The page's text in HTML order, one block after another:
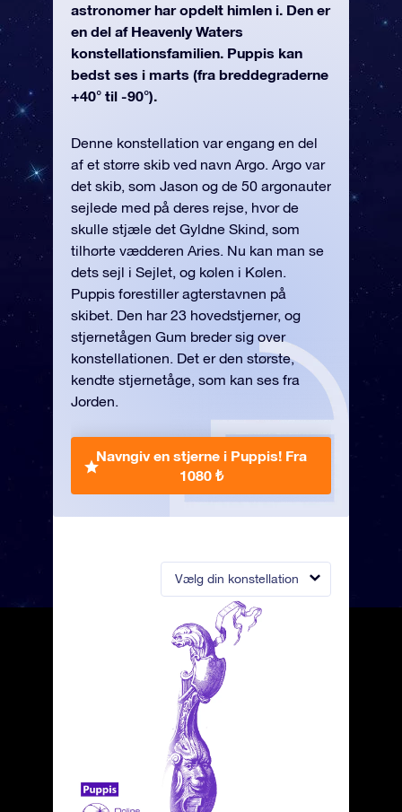
Vælg din konstellation
astronomer har opdelt himlen i. Den er
en del af Heavenly Waters
konstellationsfamilien. Puppis kan
bedst ses i marts (fra breddegraderne
+40° til -90°).
Denne konstellation var engang en del
af et større skib ved navn Argo. Argo var
det skib, som Jason og de 50 argonauter
sejlede med på deres rejse, hvor de
skulle stjæle det Gyldne Skind, som
tilhørte vædderen Aries. Nu kan man se
dets sejl i Sejlet, og kølen i Kølen.
Puppis forestiller agterstavnen på
skibet. Den har 23 hovedstjerner, og
stjernetågen Gum breder sig over
konstellationen. Det er den største,
kendte stjernetåge, som kan ses fra
Jorden.
Navngiv en stjerne i Puppis! Fra
1080 ₺